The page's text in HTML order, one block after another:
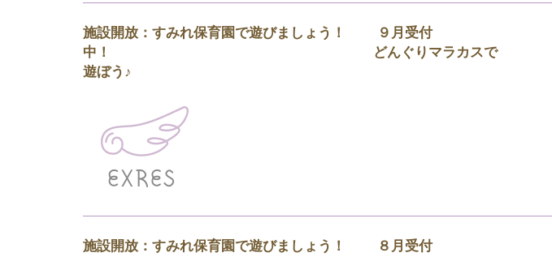
施設開放：すみれ保育園で遊びましょう！ ９月受付
中！ どんぐりマラカスで
遊ぼう♪
施設開放：すみれ保育園で遊びましょう！ ８月受付